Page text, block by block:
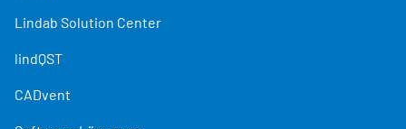
Lindab Solution Center
lindQST
CADvent